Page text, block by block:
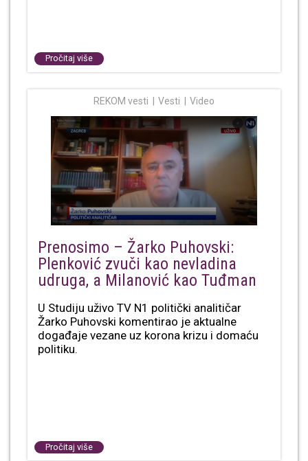
Pročitaj više
REKOM vesti Vesti Video
Prenosimo – Žarko Puhovski:
Plenković zvuči kao nevladina
udruga, a Milanović kao Tuđman
U Studiju uživo TV N1 politički analitičar
Žarko Puhovski komentirao je aktualne
događaje vezane uz korona krizu i domaću
politiku.
Pročitaj više